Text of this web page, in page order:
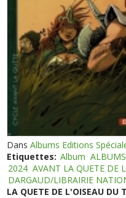
DansAlbums Editions
Etiquettes: Album
2024 AVANT LA QUETE DE
DARGAUD/LIBRAIRIE
LA QUETE DE L'OISEAU DU